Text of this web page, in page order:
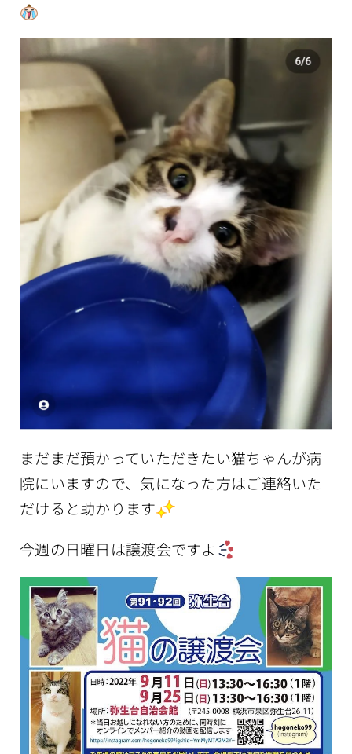
まだまだ預かっていただきたい猫ちゃんが病
院にいますので、気になった方はご連絡いた
だけると助かります
今週の日曜日は譲渡会ですよ